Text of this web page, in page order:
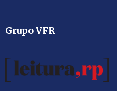
Grupo VFR